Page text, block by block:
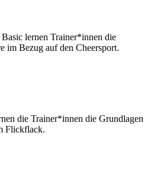
lernen Trainer*innen die
im Bezug auf den Cheersport.
die Trainer*innen die Grundlagen
Flickflack.